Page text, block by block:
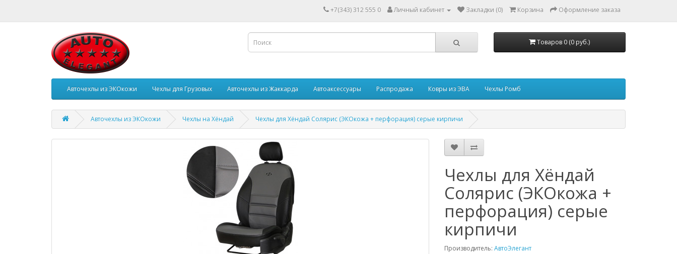
+7(343) 312 555 0 Личный кабинет Закладки (0) Корзина Оформление заказа
Товаров 0 (0 руб.)
Авточехлы из ЭКОкожи Чехлы для Грузовых Авточехлы из Жаккарда Автоаксессуары Распродажа Ковры из ЭВА Чехлы Ромб
Авточехлы из ЭКОкожи Чехлы на Хёндай Чехлы для Хёндай Солярис (ЭКОкожа + перфорация) серые кирпичи
Чехлы для Хёндай
Солярис (ЭКОкожа +
перфорация) серые
кирпичи
Производитель: АвтоЭлегант